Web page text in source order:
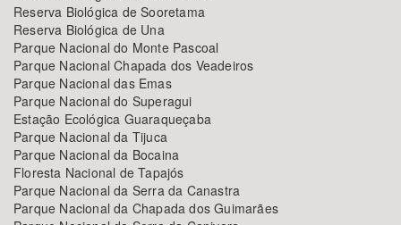
Reserva Biológica de Sooretama
Reserva Biológica de Una
Parque Nacional do Monte Pascoal
Parque Nacional Chapada dos Veadeiros
Parque Nacional das Emas
Parque Nacional do Superagui
Estação Ecológica Guaraqueçaba
Parque Nacional da Tijuca
Parque Nacional da Bocaina
Floresta Nacional de Tapajós
Parque Nacional da Serra da Canastra
Parque Nacional da Chapada dos Guimarães